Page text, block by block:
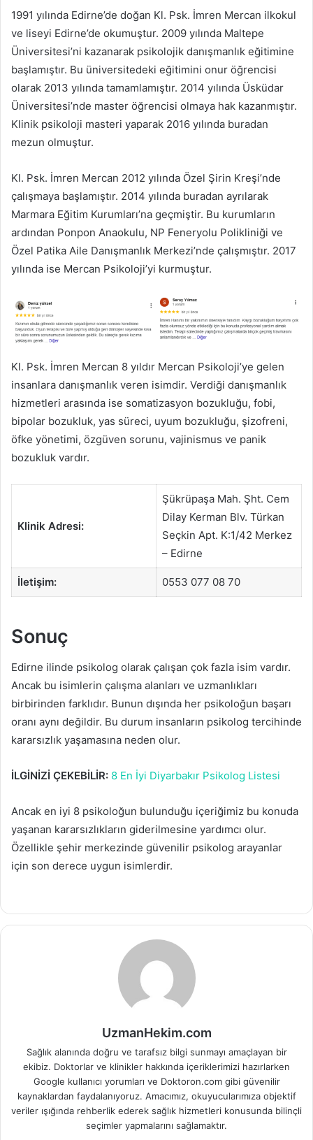
1991 yılında Edirne’de doğan Kl. Psk. İmren Mercan ilkokul
ve liseyi Edirne’de okumuştur. 2009 yılında Maltepe
Üniversitesi’ni kazanarak psikolojik danışmanlık eğitimine
başlamıştır. Bu üniversitedeki eğitimini onur öğrencisi
olarak 2013 yılında tamamlamıştır. 2014 yılında Üsküdar
Üniversitesi’nde master öğrencisi olmaya hak kazanmıştır.
Klinik psikoloji masteri yaparak 2016 yılında buradan
mezun olmuştur.
Kl. Psk. İmren Mercan 2012 yılında Özel Şirin Kreşi’nde
çalışmaya başlamıştır. 2014 yılında buradan ayrılarak
Marmara Eğitim Kurumları’na geçmiştir. Bu kurumların
ardından Ponpon Anaokulu, NP Feneryolu Polikliniği ve
Özel Patika Aile Danışmanlık Merkezi’nde çalışmıştır. 2017
yılında ise Mercan Psikoloji’yi kurmuştur.
Kl. Psk. İmren Mercan 8 yıldır Mercan Psikoloji’ye gelen
insanlara danışmanlık veren isimdir. Verdiği danışmanlık
hizmetleri arasında ise somatizasyon bozukluğu, fobi,
bipolar bozukluk, yas süreci, uyum bozukluğu, şizofreni,
öfke yönetimi, özgüven sorunu, vajinismus ve panik
bozukluk vardır.
Klinik Adresi:
Şükrüpaşa Mah. Şht. Cem
Dilay Kerman Blv. Türkan
Seçkin Apt. K:1/42 Merkez
– Edirne
İletişim: 0553 077 08 70
Sonuç
Edirne ilinde psikolog olarak çalışan çok fazla isim vardır.
Ancak bu isimlerin çalışma alanları ve uzmanlıkları
birbirinden farklıdır. Bunun dışında her psikoloğun başarı
oranı aynı değildir. Bu durum insanların psikolog tercihinde
kararsızlık yaşamasına neden olur.
İLGİNİZİ ÇEKEBİLİR: 8 En İyi Diyarbakır Psikolog Listesi
Ancak en iyi 8 psikoloğun bulunduğu içeriğimiz bu konuda
yaşanan kararsızlıkların giderilmesine yardımcı olur.
Özellikle şehir merkezinde güvenilir psikolog arayanlar
için son derece uygun isimlerdir.
UzmanHekim.com
Sağlık alanında doğru ve tarafsız bilgi sunmayı amaçlayan bir
ekibiz. Doktorlar ve klinikler hakkında içeriklerimizi hazırlarken
Google kullanıcı yorumları ve Doktoron.com gibi güvenilir
kaynaklardan faydalanıyoruz. Amacımız, okuyucularımıza objektif
veriler ışığında rehberlik ederek sağlık hizmetleri konusunda bilinçli
seçimler yapmalarını sağlamaktır.